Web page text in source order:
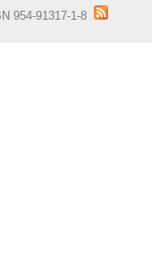
954-91317-1-8